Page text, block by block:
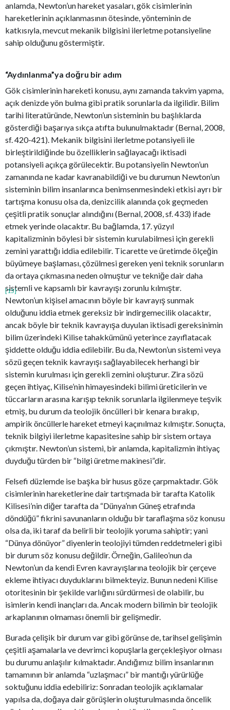
anlamda, Newton’un hareket yasaları, gök cisimlerinin
hareketlerinin açıklanmasının ötesinde, yönteminin de
katkısıyla, mevcut mekanik bilgisini ilerletme potansiyeline
sahip olduğunu göstermiştir.
“Aydınlanma”ya doğru bir adım
Gök cisimlerinin hareketi konusu, aynı zamanda takvim yapma,
açık denizde yön bulma gibi pratik sorunlarla da ilgilidir. Bilim
tarihi literatüründe, Newton’un sisteminin bu başlıklarda
gösterdiği başarıya sıkça atıfta bulunulmaktadır (Bernal, 2008,
sf. 420-421). Mekanik bilgisini ilerletme potansiyeli ile
birleştirildiğinde bu özelliklerin sağlayacağı iktisadi
potansiyeli açıkça görülecektir. Bu potansiyelin Newton’un
zamanında ne kadar kavranabildiği ve bu durumun Newton’un
sisteminin bilim insanlarınca benimsenmesindeki etkisi ayrı bir
tartışma konusu olsa da, denizcilik alanında çok geçmeden
çeşitli pratik sonuçlar alındığını (Bernal, 2008, sf. 433) ifade
etmek yerinde olacaktır. Bu bağlamda, 17. yüzyıl
kapitalizminin böylesi bir sistemin kurulabilmesi için gerekli
zemini yarattığı iddia edilebilir. Ticarette ve üretimde ölçeğin
büyümeye başlaması, çözülmesi gereken yeni teknik sorunların
da ortaya çıkmasına neden olmuştur ve tekniğe dair daha
sistemli ve kapsamlı bir kavrayışı zorunlu kılmıştır.
[15]
Newton’un kişisel amacının böyle bir kavrayış sunmak
olduğunu iddia etmek gereksiz bir indirgemecilik olacaktır,
ancak böyle bir teknik kavrayışa duyulan iktisadi gereksinimin
bilim üzerindeki Kilise tahakkümünü yeterince zayıflatacak
şiddette olduğu iddia edilebilir. Bu da, Newton’un sistemi veya
sözü geçen teknik kavrayışı sağlayabilecek herhangi bir
sistemin kurulması için gerekli zemini oluşturur. Zira sözü
geçen ihtiyaç, Kilise’nin himayesindeki bilimi üreticilerin ve
tüccarların arasına karışıp teknik sorunlarla ilgilenmeye teşvik
etmiş, bu durum da teolojik öncülleri bir kenara bırakıp,
ampirik öncüllerle hareket etmeyi kaçınılmaz kılmıştır. Sonuçta,
teknik bilgiyi ilerletme kapasitesine sahip bir sistem ortaya
çıkmıştır. Newton’un sistemi, bir anlamda, kapitalizmin ihtiyaç
duyduğu türden bir “bilgi üretme makinesi”dir.
Felsefi düzlemde ise başka bir husus göze çarpmaktadır. Gök
cisimlerinin hareketlerine dair tartışmada bir tarafta Katolik
Kilisesi’nin diğer tarafta da “Dünya’nın Güneş etrafında
döndüğü” fikrini savunanların olduğu bir taraflaşma söz konusu
olsa da, iki taraf da belirli bir teolojik yoruma sahiptir; yani
“Dünya dönüyor” diyenlerin teolojiyi tümden reddetmeleri gibi
bir durum söz konusu değildir. Örneğin, Galileo’nun da
Newton’un da kendi Evren kavrayışlarına teolojik bir çerçeve
ekleme ihtiyacı duyduklarını bilmekteyiz. Bunun nedeni Kilise
otoritesinin bir şekilde varlığını sürdürmesi de olabilir, bu
isimlerin kendi inançları da. Ancak modern bilimin bir teolojik
arkaplanının olmaması önemli bir gelişmedir.
Burada çelişik bir durum var gibi görünse de, tarihsel gelişimin
çeşitli aşamalarla ve devrimci kopuşlarla gerçekleşiyor olması
bu durumu anlaşılır kılmaktadır. Andığımız bilim insanlarının
tamamının bir anlamda “uzlaşmacı” bir mantığı yürürlüğe
soktuğunu iddia edebiliriz: Sonradan teolojik açıklamalar
yapılsa da, doğaya dair görüşlerin oluşturulmasında öncelik